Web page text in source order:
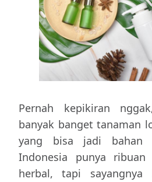
Pernah kepikiran
banyak banget tanaman
yang bisa jadi bahan
Indonesia punya ribuan
herbal, tapi sayangnya